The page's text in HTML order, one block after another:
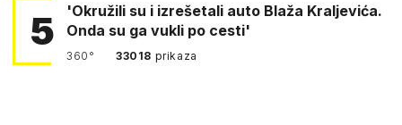
5
'Okružili su i izrešetali auto Blaža Kraljevića.
Onda su ga vukli po cesti'
360° 33018 prikaza